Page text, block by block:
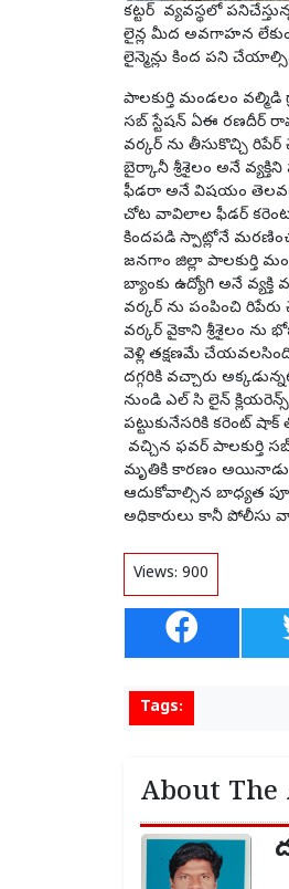
కట్టర్ వ్యవస్థలో
లైన్ల మీద అవగాహన లేకుండా
లైన్మెన్లు కింద పని
పాలకుర్తి మండలం
సబ్ స్టేషన్ ఏఈ రణదీర్
వర్కర్ ను తీసుకొచ్చి
బైర్కానీ శ్రీశైలం అనే
ఫీడరా అనే విషయం
చోట వావిలాల ఫీడర్ కరెంటు
కిందపడి స్పాట్లోనే
జనగాం జిల్లా పాలకుర్తి
బ్యాంకు ఉద్యోగి అనే
వర్కర్ ను పంపించి
వర్కర్ వైకాని శ్రీశైలం
వెళ్లి తక్షణమే
దగ్గరికి వచ్చారు
నుండి ఎల్ సి లైన్
పట్టుకునేసరికి కరెంట్
వచ్చిన ఫవర్ పాలకుర్తి
మృతికి కారణం అయినాడు
ఆదుకోవాల్సిన బాధ్యత
అధికారులు కానీ పోలీసు
Views: 900
Tags:
About